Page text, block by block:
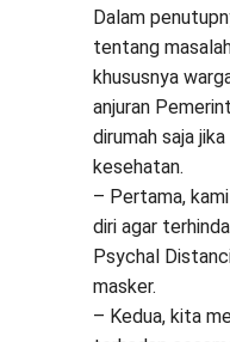
Dalam
tentang
khususnya
anjuran
dirumah saja
kesehatan.
– Pertama,
diri agar
Psychal
masker.
– Kedua, kita